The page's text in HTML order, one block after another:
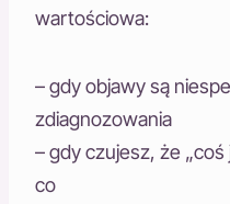
wartościowa:
– gdy objawy są
zdiagnozowania
– gdy czujesz, że
co